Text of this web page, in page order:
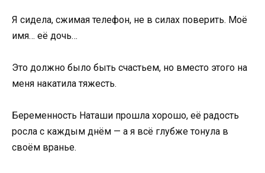
Я сидела, сжимая телефон, не в силах поверить. Моё
имя… её дочь…
Это должно было быть счастьем, но вместо этого на
меня накатила тяжесть.
Беременность Наташи прошла хорошо, её радость
росла с каждым днём — а я всё глубже тонула в
своём вранье.